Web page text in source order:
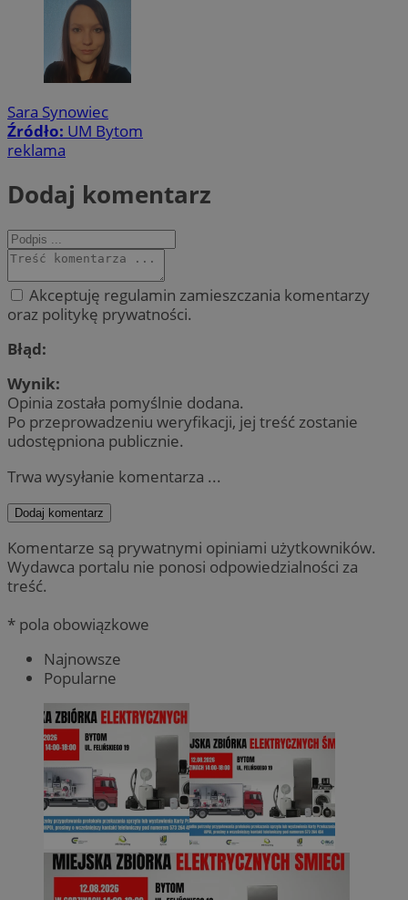
Sara Synowiec
Źródło: UM Bytom
reklama
Dodaj komentarz
Akceptuję regulamin zamieszczania komentarzy
oraz politykę prywatności.
Błąd:
Wynik:
Opinia została pomyślnie dodana.
Po przeprowadzeniu weryfikacji, jej treść zostanie
udostępniona publicznie.
Trwa wysyłanie komentarza ...
Dodaj komentarz
Komentarze są prywatnymi opiniami użytkowników.
Wydawca portalu nie ponosi odpowiedzialności za
treść.
* pola obowiązkowe
Najnowsze
Popularne